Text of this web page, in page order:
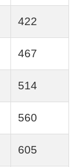
422
467
514
560
605